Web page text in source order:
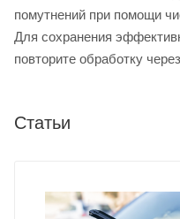
помутнений при помощи
Для сохранения
повторите обработку
Статьи